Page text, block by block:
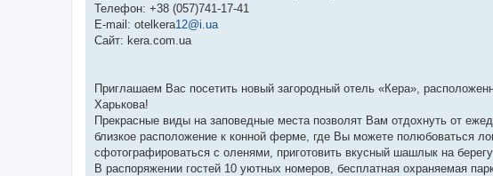
д
о
л
я
Телефон: +38 (057)741-17-41
Е-mail: otelkerа12@i.ua
Сайт: kera.com.ua
Приглашаем Вас посетить новый загородный отель «Кера»,
Харькова!
Прекрасные виды на заповедные места позволят Вам отдохнуть от
близкое расположение к конной ферме, где Вы можете полюбоваться
сфотографироваться с оленями, приготовить вкусный шашлык на берегу
В распоряжении гостей 10 уютных номеров, бесплатная охраняемая